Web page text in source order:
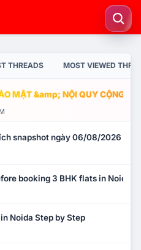
THREADS MOST VIEWED
MẬT &amp; NỘI QUY CỘNG
snapshot ngày 06/08/2026
booking 3 BHK flats in Noida?
Noida Step by Step